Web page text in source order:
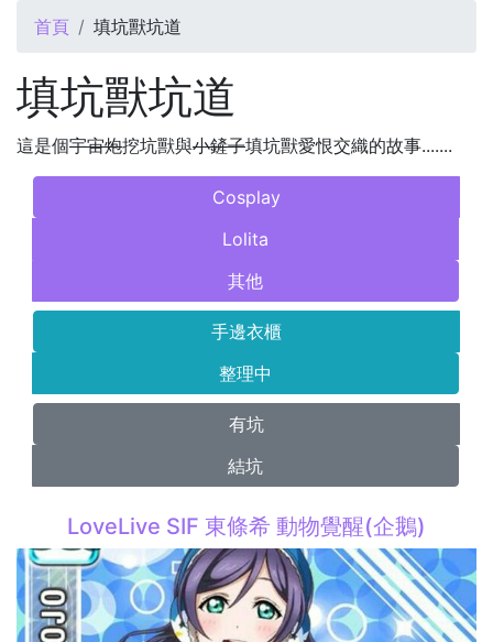
您在這裡
首頁 填坑獸坑道
填坑獸坑道
這是個宇宙炮挖坑獸與小鏟子填坑獸愛恨交織的故事.......
Cosplay
Lolita
其他
手邊衣櫃
整理中
有坑
結坑
LoveLive SIF 東條希 動物覺醒(企鵝)